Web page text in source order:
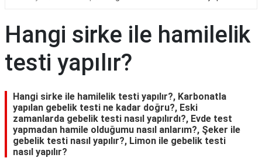
Hangi sirke ile hamilelik
testi yapılır?
Hangi sirke ile hamilelik testi yapılır?, Karbonatla
yapılan gebelik testi ne kadar doğru?, Eski
zamanlarda gebelik testi nasıl yapılırdı?, Evde test
yapmadan hamile olduğumu nasıl anlarım?, Şeker ile
gebelik testi nasıl yapılır?, Limon ile gebelik testi
nasıl yapılır?